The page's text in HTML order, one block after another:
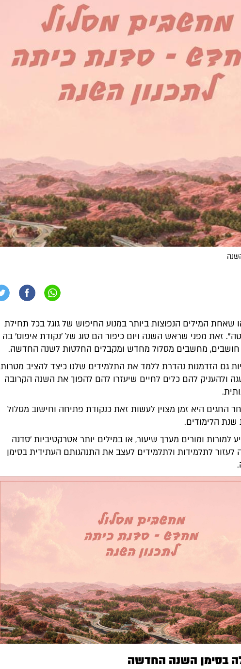
שאחת המילים הנפוצות ביותר במנוע החיפוש של גוגל בכל תחילת
זאת מפני שראש השנה ויום כיפור הם סוג של 'נקודת איפוס' בה
חושבים, מחשבים מסלול מחדש ומקבלים החלטות לשנה החדשה.
גם הזדמנות נהדרת ללמד את התלמידים שלנו כיצד להציב מטרות
ולהעניק להם כלים לחיים שיעזרו להם להפוך את השנה הקרובה
החגים היא זמן מצוין לעשות זאת כנקודת פתיחה וחישוב מסלול
הלימודים.
למורות ומורים מערך שיעור, או במילים יותר אטרקטיביות 'סדנה
לעזור לתלמידות ולתלמידים לעצב את התנהגותם העתידית בסימן
בסימן השנה החדשה